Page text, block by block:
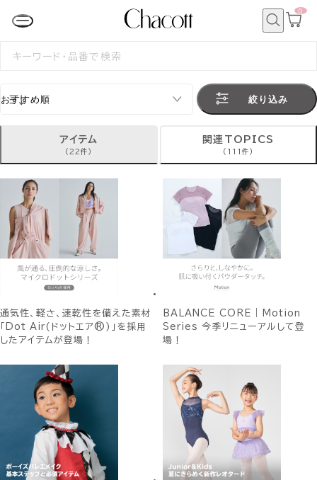
カ
0
検
絞り込み
アイテム
(22件)
関連TOPICS
(111件)
通気性、軽さ、速乾性を備えた素材
「Dot Air(ドットエア®)」を採用
したアイテムが登場！
BALANCE CORE｜Motion
Series 今季リニューアルして登
場！